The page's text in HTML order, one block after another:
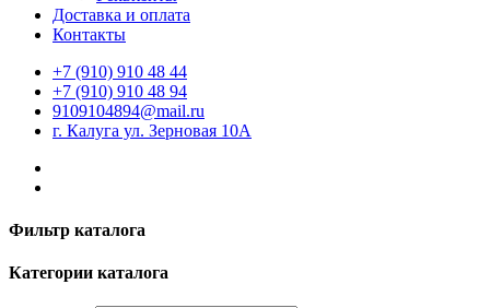
Доставка и оплата
Контакты
+7 (910) 910 48 44
+7 (910) 910 48 94
9109104894@mail.ru
г. Калуга ул. Зерновая 10А
Фильтр каталога
Категории каталога